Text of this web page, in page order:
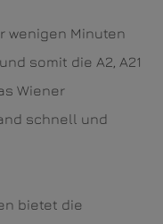
wenigen Minuten
somit die A2, A21
Wiener
schnell und
bietet die